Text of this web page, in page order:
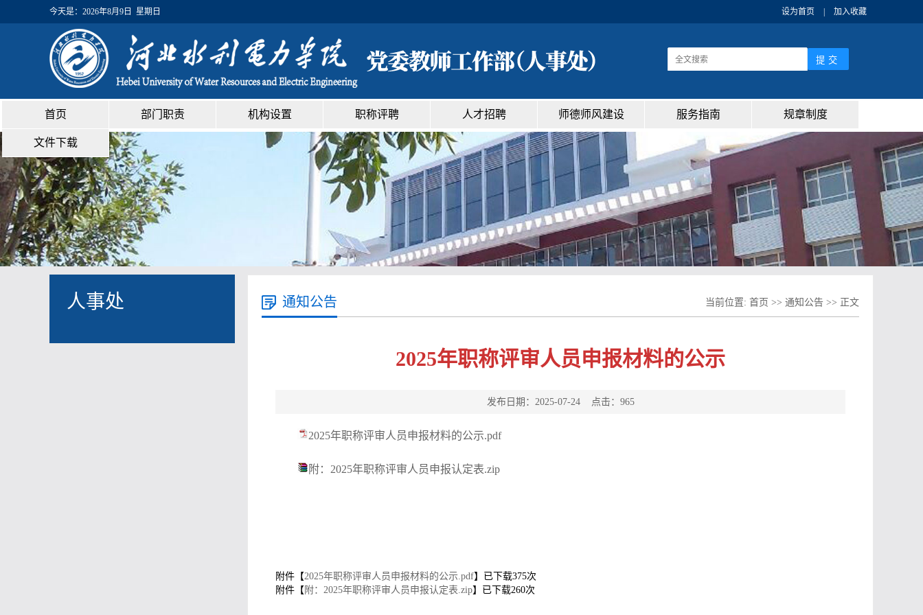
今天是： 2026年8月9日 星期日 设为首页 加入收藏
首页 部门职责 机构设置 职称评聘 人才招聘 师德师风建设 服务指南 规章制度
文件下载
人事处 通知公告 当前位置: 首页 >> 通知公告 >> 正文
2025年职称评审人员申报材料的公示
发布日期：2025-07-24 点击： 965
2025年职称评审人员申报材料的公示.pdf
附：2025年职称评审人员申报认定表.zip
附件【2025年职称评审人员申报材料的公示.pdf】已下载375次
附件【 附：2025年职称评审人员申报认定表.zip】已下载260次